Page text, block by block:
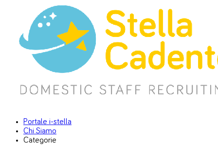
Portale i-stella
Chi Siamo
Categorie